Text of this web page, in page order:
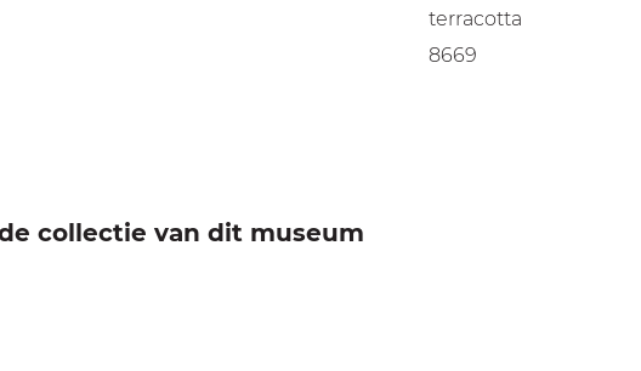
terracotta
8669
collectie van dit museum